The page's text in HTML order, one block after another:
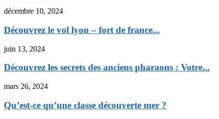
décembre 10, 2024
Découvrez le vol lyon – fort de france...
juin 13, 2024
Découvrez les secrets des anciens pharaons : Votre...
mars 26, 2024
Qu’est-ce qu’une classe découverte mer ?